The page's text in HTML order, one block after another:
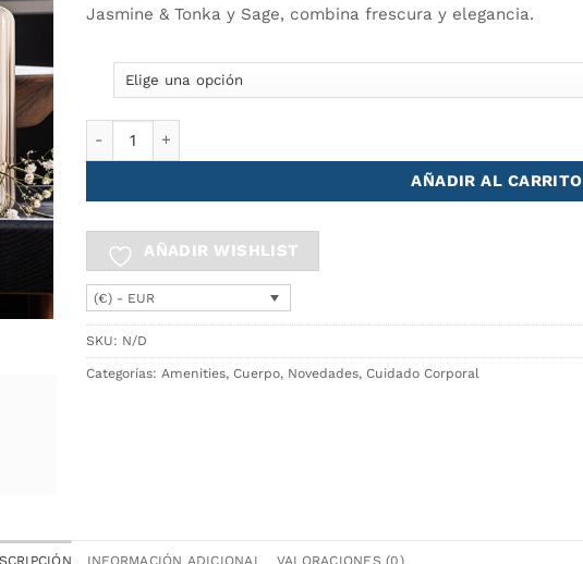
Jasmine & Tonka y Sage, combina frescura y elegancia.
AÑADIR AL CARRITO
AÑADIR WISHLIST
(€) - EUR
SKU: N/D
Categorías: Amenities, Cuerpo, Novedades, Cuidado Corporal